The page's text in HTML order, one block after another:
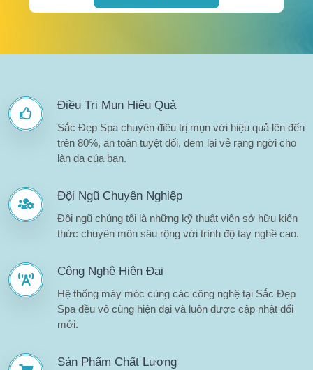
Điều Trị Mụn Hiệu Quả
Sắc Đẹp Spa chuyên điều trị mụn với hiệu quả lên đến
trên 80%, an toàn tuyệt đối, đem lại vẻ rạng ngời cho
làn da của bạn.
Đội Ngũ Chuyên Nghiệp
Đội ngũ chúng tôi là những kỹ thuật viên sở hữu kiến
thức chuyên môn sâu rộng với trình độ tay nghề cao.
Công Nghệ Hiện Đại
Hệ thống máy móc cùng các công nghệ tại Sắc Đẹp
Spa đều vô cùng hiện đại và luôn được cập nhật đổi
mới.
Sản Phẩm Chất Lượng